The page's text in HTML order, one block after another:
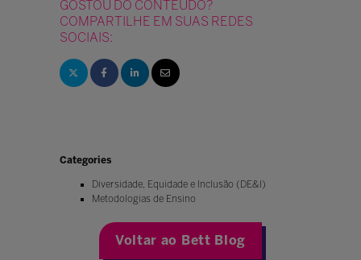
GOSTOU DO CONTEÚDO?
COMPARTILHE EM SUAS REDES
SOCIAIS:
Categories
Diversidade, Equidade e Inclusão (DE&I)
Metodologias de Ensino
Voltar ao Bett Blog